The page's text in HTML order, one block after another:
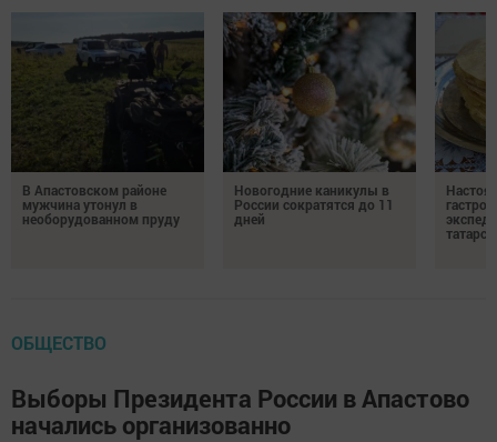
В Апастовском районе
мужчина утонул в
необорудованном пруду
Новогодние каникулы в
России сократятся до 11
дней
ОБЩЕСТВО
Выборы Президента России в Апастово
начались организованно